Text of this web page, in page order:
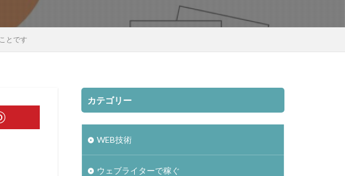
とです
カテゴリー
WEB技術
ウェブライターで稼ぐ